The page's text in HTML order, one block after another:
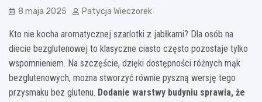
8 maja 2025 Patycja Wieczorek
Kto nie kocha aromatycznej szarlotki z jabłkami? Dla osób na
diecie bezglutenowej to klasyczne ciasto często pozostaje tylko
wspomnieniem. Na szczęście, dzięki dostępności różnych mąk
bezglutenowych, można stworzyć równie pyszną wersję tego
przysmaku bez glutenu. Dodanie warstwy budyniu sprawia, że